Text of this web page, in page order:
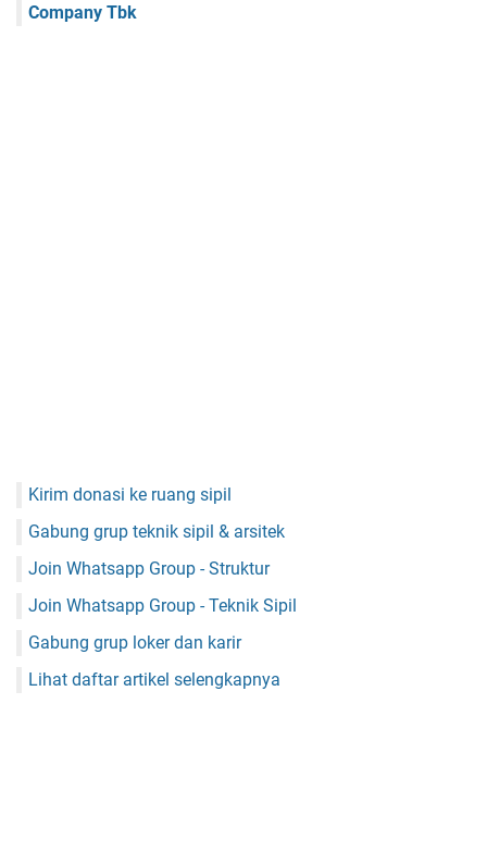
Company Tbk
Kirim donasi ke ruang sipil
Gabung grup teknik sipil & arsitek
Join Whatsapp Group - Struktur
Join Whatsapp Group - Teknik Sipil
Gabung grup loker dan karir
Lihat daftar artikel selengkapnya